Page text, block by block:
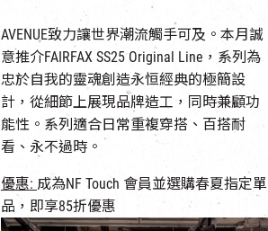
AVENUE致力讓世界潮流觸手可及。本月誠
意推介FAIRFAX SS25 Original Line，系列為
忠於自我的靈魂創造永恒經典的極簡設
計，從細節上展現品牌造工，同時兼顧功
能性。系列適合日常重複穿搭、百搭耐
看、永不過時。
優惠: 成為NF Touch 會員並選購春夏指定單
品，即享85折優惠